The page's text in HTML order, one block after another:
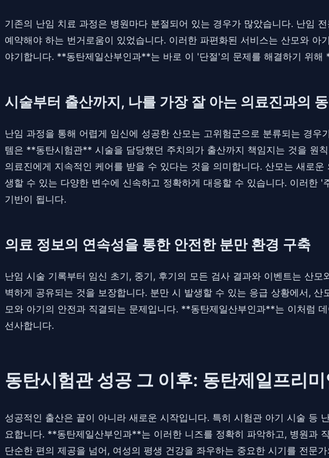
기존의 난임 치료 과정은 병원마다 분절되어 있는 경우가 많았습니다. 난임
예약해야 하는 번거로움이 있었습니다. 이러한 파편화된 서비스는 산모와
야기합니다. **동탄제일산부인과**는 바로 이 '단절'의 문제를 해결하기 위
시술부터 출산까지, 나를 가장 잘 아는 의료진과의
난임 과정을 통해 어렵게 임신에 성공한 산모는 고위험군으로 분류되는 경
템은 **동탄시험관** 시술을 담당했던 주치의가 출산까지 책임지는 것을 원
의료진에게 지속적인 케어를 받을 수 있다는 것을 의미합니다. 산모는 새로
생할 수 있는 다양한 변수에 신속하고 정확하게 대응할 수 있습니다. 이러한
기반이 됩니다.
의료 정보의 연속성을 통한 안전한 분만 환경 구축
난임 시술 기록부터 임신 초기, 중기, 후기의 모든 검사 결과와 이벤트는 산
벽하게 공유되는 것을 보장합니다. 분만 시 발생할 수 있는 응급 상황에서,
모와 아기의 안전과 직결되는 문제입니다. **동탄제일산부인과**는 이처럼
선사합니다.
동탄시험관 성공 그 이후: 동탄제일프리
성공적인 출산은 끝이 아니라 새로운 시작입니다. 특히 시험관 아기 시술 등
요합니다. **동탄제일산부인과**는 이러한 니즈를 정확히 파악하고, 병원과
단순한 편의 제공을 넘어, 여성의 평생 건강을 좌우하는 중요한 시기를 전문